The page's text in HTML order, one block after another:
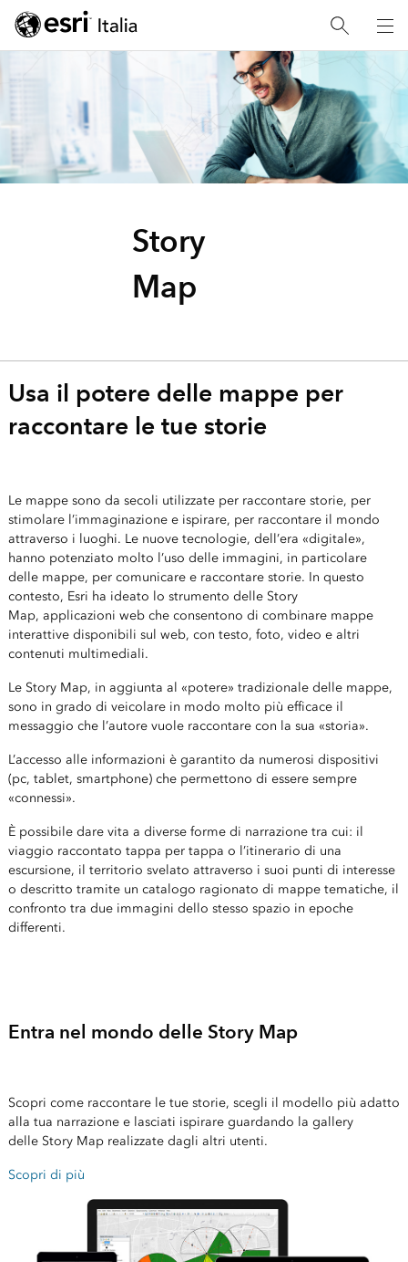
Story
Map
Usa il potere delle mappe per
raccontare le tue storie
Le mappe sono da secoli utilizzate per raccontare storie, per
stimolare l’immaginazione e ispirare, per raccontare il mondo
attraverso i luoghi. Le nuove tecnologie, dell’era «digitale»,
hanno potenziato molto l’uso delle immagini, in particolare
delle mappe, per comunicare e raccontare storie. In questo
contesto, Esri ha ideato lo strumento delle Story
Map, applicazioni web che consentono di combinare mappe
interattive disponibili sul web, con testo, foto, video e altri
contenuti multimediali.
Le Story Map, in aggiunta al «potere» tradizionale delle mappe,
sono in grado di veicolare in modo molto più efficace il
messaggio che l’autore vuole raccontare con la sua «storia».
L’accesso alle informazioni è garantito da numerosi dispositivi
(pc, tablet, smartphone) che permettono di essere sempre
«connessi».
È possibile dare vita a diverse forme di narrazione tra cui: il
viaggio raccontato tappa per tappa o l’itinerario di una
escursione, il territorio svelato attraverso i suoi punti di interesse
o descritto tramite un catalogo ragionato di mappe tematiche, il
confronto tra due immagini dello stesso spazio in epoche
differenti.
Entra nel mondo delle Story Map
Scopri come raccontare le tue storie, scegli il modello più adatto
alla tua narrazione e lasciati ispirare guardando la gallery
delle Story Map realizzate dagli altri utenti.
Scopri di più